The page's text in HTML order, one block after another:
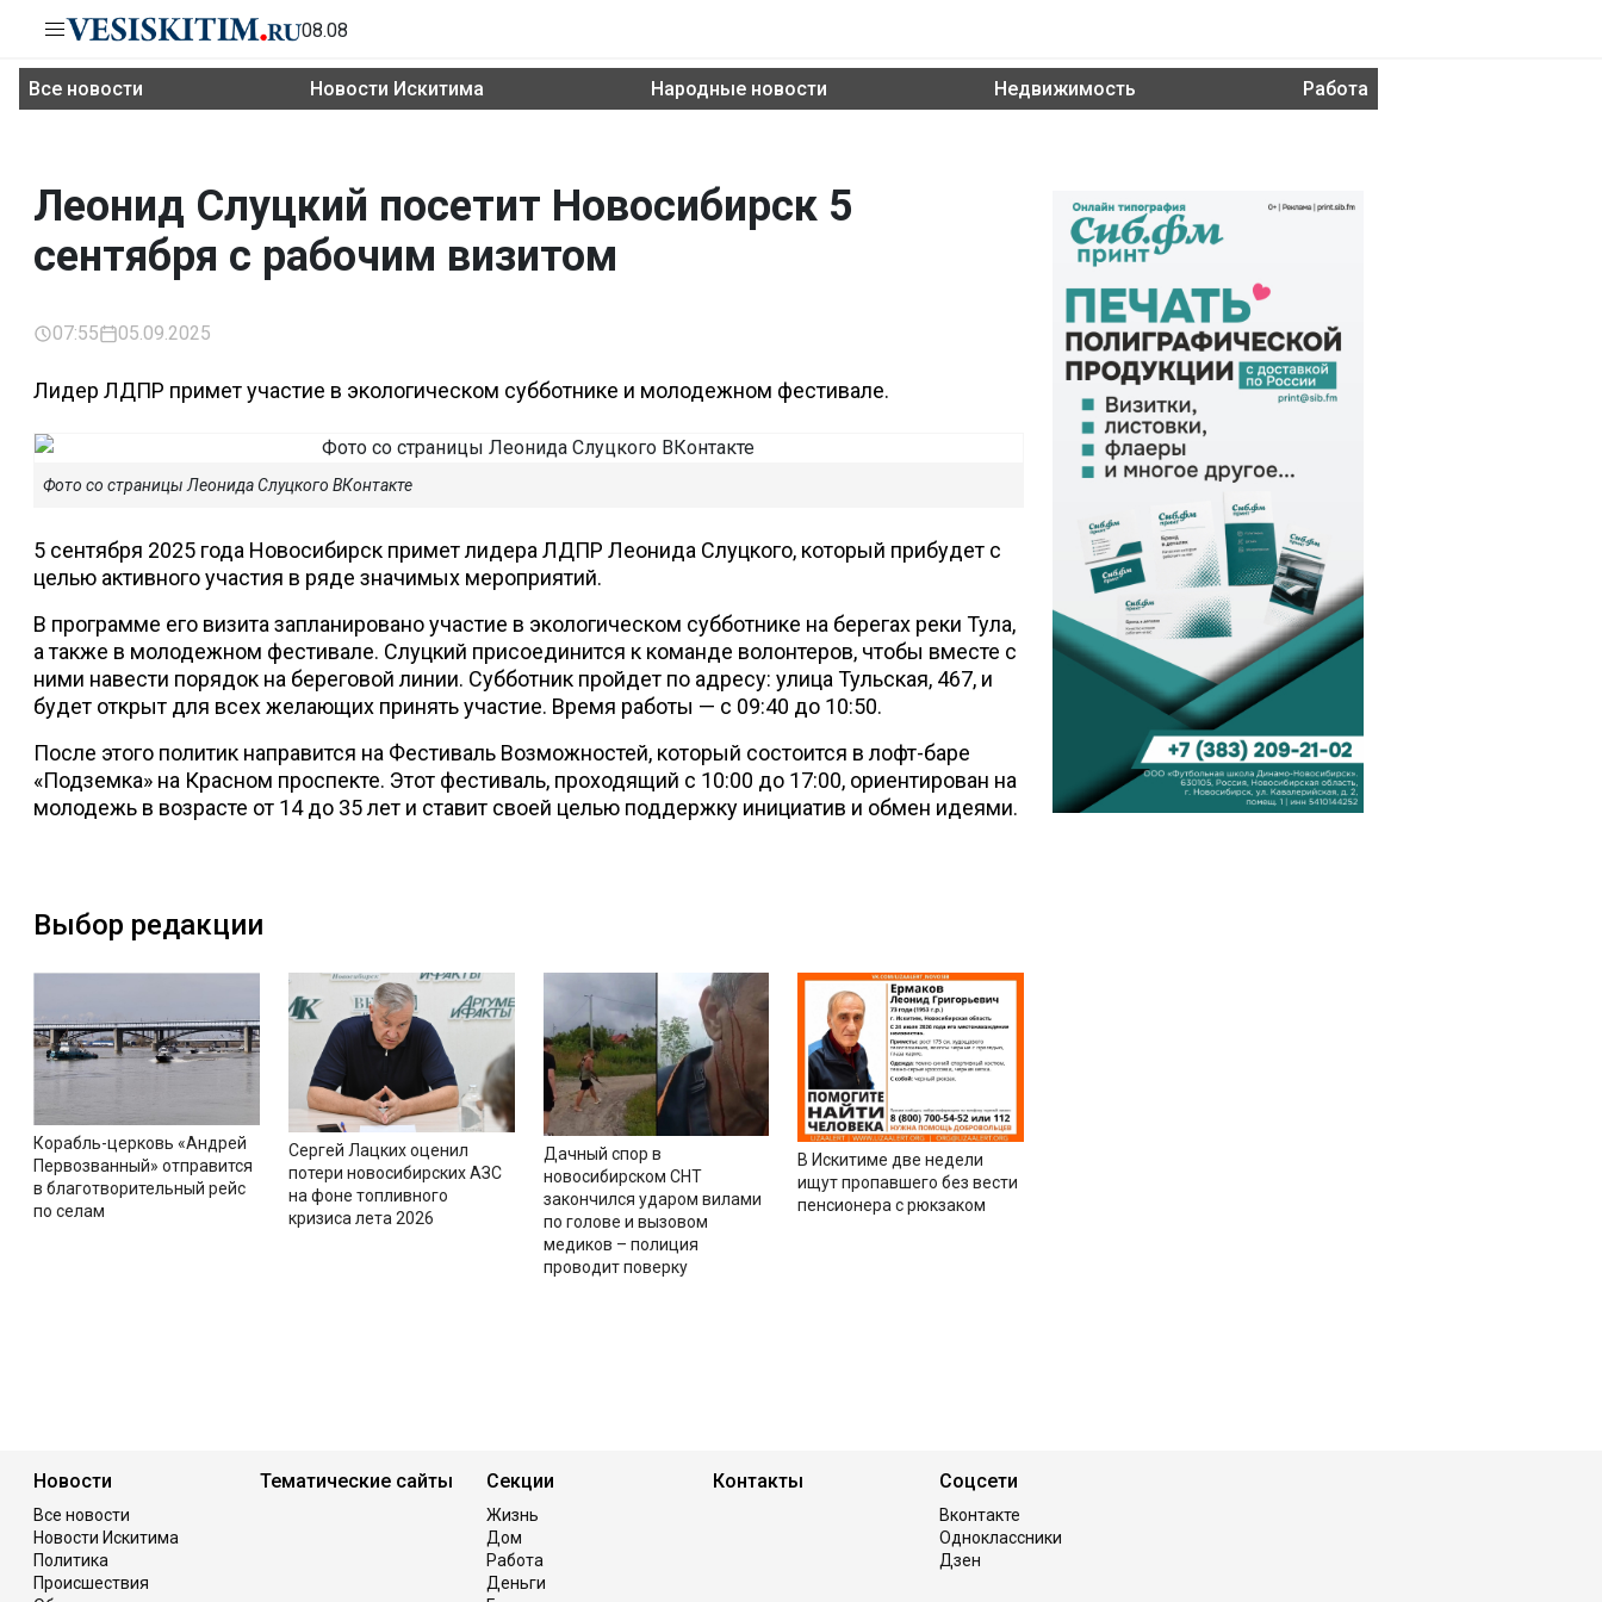
08.08
Все новости Новости Искитима Народные новости Недвижимость Работа
Леонид Слуцкий посетит Новосибирск 5
сентября с рабочим визитом
07:55 05.09.2025
Лидер ЛДПР примет участие в экологическом субботнике и молодежном фестивале.
Фото со страницы Леонида Слуцкого ВКонтакте
5 сентября 2025 года Новосибирск примет лидера ЛДПР Леонида Слуцкого, который прибудет с
целью активного участия в ряде значимых мероприятий.
В программе его визита запланировано участие в экологическом субботнике на берегах реки Тула,
а также в молодежном фестивале. Слуцкий присоединится к команде волонтеров, чтобы вместе с
ними навести порядок на береговой линии. Субботник пройдет по адресу: улица Тульская, 467, и
будет открыт для всех желающих принять участие. Время работы — с 09:40 до 10:50.
После этого политик направится на Фестиваль Возможностей, который состоится в лофт-баре
«Подземка» на Красном проспекте. Этот фестиваль, проходящий с 10:00 до 17:00, ориентирован на
молодежь в возрасте от 14 до 35 лет и ставит своей целью поддержку инициатив и обмен идеями.
Выбор редакции
Корабль-церковь «Андрей
Первозванный» отправится
в благотворительный рейс
по селам
Сергей Лацких оценил
потери новосибирских АЗС
на фоне топливного
кризиса лета 2026
Дачный спор в
новосибирском СНТ
закончился ударом вилами
по голове и вызовом
медиков – полиция
проводит поверку
В Искитиме две недели
ищут пропавшего без вести
пенсионера с рюкзаком
Новости
Все новости
Новости Искитима
Политика
Происшествия
Тематические сайты Секции
Жизнь
Дом
Работа
Деньги
Контакты Соцсети
Вконтакте
Одноклассники
Дзен